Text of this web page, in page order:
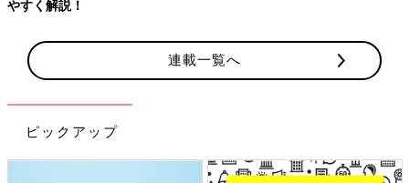
連載一覧へ
ピックアップ